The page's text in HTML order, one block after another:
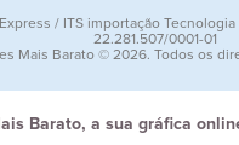
/ ITS importação
22.281.507/0001-01
Mais Barato © 2026. Todos os
Barato, a sua gráfica